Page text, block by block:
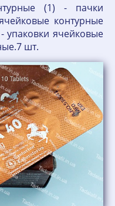
(1) - пачки
контурные
ячейковые
шт.